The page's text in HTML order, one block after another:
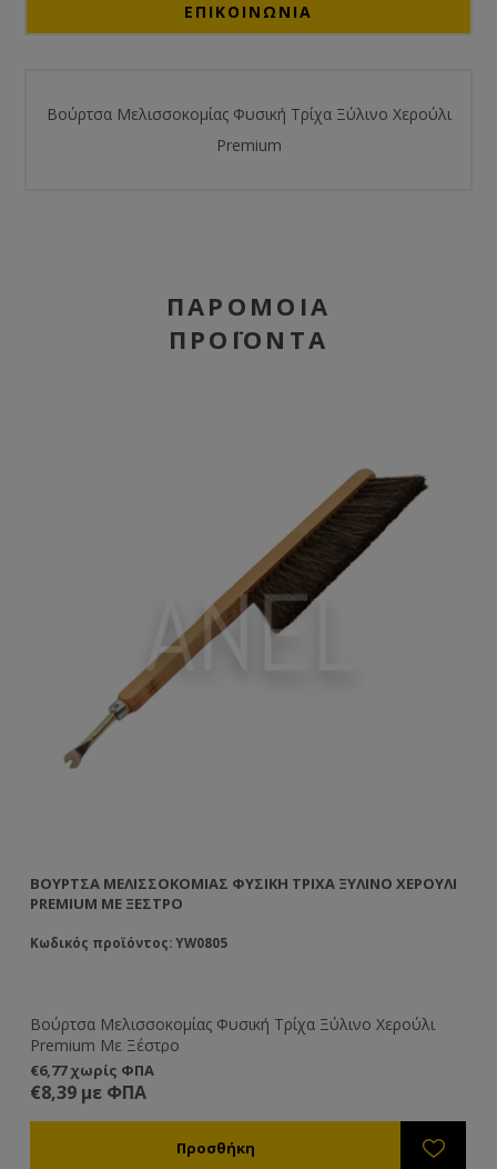
ΕΠΙΚΟΙΝΩΝΙΑ
Βούρτσα Μελισσοκομίας Φυσική Τρίχα Ξύλινο Χερούλι
Premium
ΠΑΡΌΜΟΙΑ
ΠΡΟΪΌΝΤΑ
ΒΟΎΡΤΣΑ ΜΕΛΙΣΣΟΚΟΜΊΑΣ ΦΥΣΙΚΉ ΤΡΊΧΑ ΞΎΛΙΝΟ ΧΕΡΟΎΛΙ
PREMIUM ΜΕ ΞΈΣΤΡΟ
Κωδικός προϊόντος: YW0805
Βούρτσα Μελισσοκομίας Φυσική Τρίχα Ξύλινο Χερούλι
Premium Με Ξέστρο
€6,77 χωρίς ΦΠΑ
€8,39 με ΦΠΑ